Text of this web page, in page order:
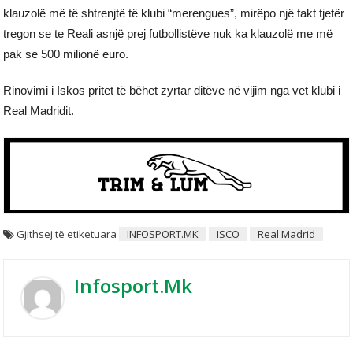
klauzolë më të shtrenjtë të klubi “merengues”, mirëpo një fakt tjetër
tregon se te Reali asnjë prej futbollistëve nuk ka klauzolë me më
pak se 500 milionë euro.
Rinovimi i Iskos pritet të bëhet zyrtar ditëve në vijim nga vet klubi i
Real Madridit.
Gjithsej të etiketuara INFOSPORT.MK ISCO Real Madrid
Infosport.mk